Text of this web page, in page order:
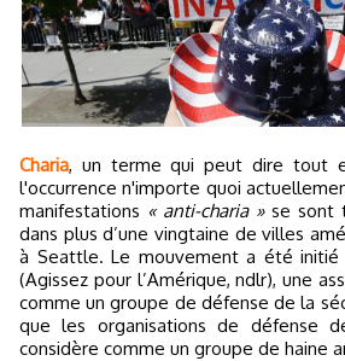
Charia, un terme qui peut dire tout
l'occurrence n'importe quoi
manifestations « anti-charia »se sont
dans plus d’une vingtaine de villes
à Seattle. Le mouvement a été initié
(Agissez pour l’Amérique, ndlr), une
comme un groupe de défense de la
que les organisations de défense
considère comme un groupe de haine